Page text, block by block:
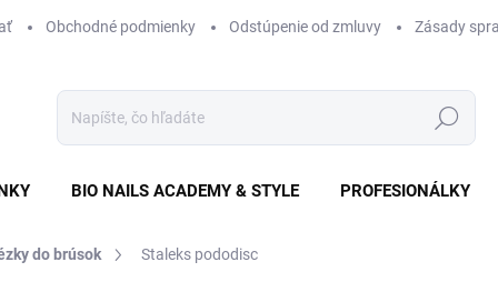
Obchodné podmienky Odstúpenie od zmluvy Zásady
Hľadať
BIO NAILS ACADEMY & STYLE PROFESIONÁLKY
do brúsok Staleks pododisc